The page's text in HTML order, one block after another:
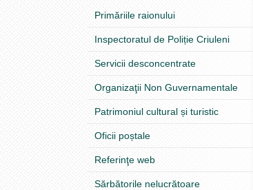
Primăriile raionului
Inspectoratul de Poliție Criuleni
Servicii desconcentrate
Organizaţii Non Guvernamentale
Patrimoniul cultural și turistic
Oficii poștale
Referinţe web
Sărbătorile nelucrătoare